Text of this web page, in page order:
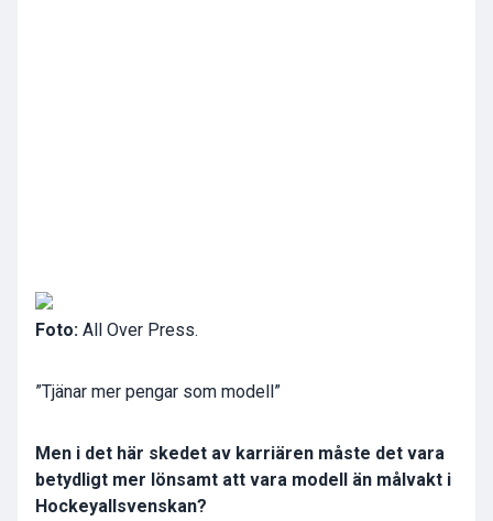
Foto: All Over Press.
”Tjänar mer pengar som modell”
Men i det här skedet av karriären måste det vara
betydligt mer lönsamt att vara modell än målvakt i
Hockeyallsvenskan?